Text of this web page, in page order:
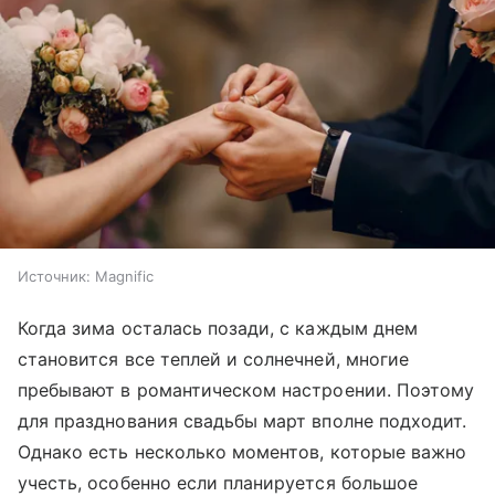
Источник: Magnific
Когда зима осталась позади, с каждым днем
становится все теплей и солнечней, многие
пребывают в романтическом настроении. Поэтому
для празднования свадьбы март вполне подходит.
Однако есть несколько моментов, которые важно
учесть, особенно если планируется большое